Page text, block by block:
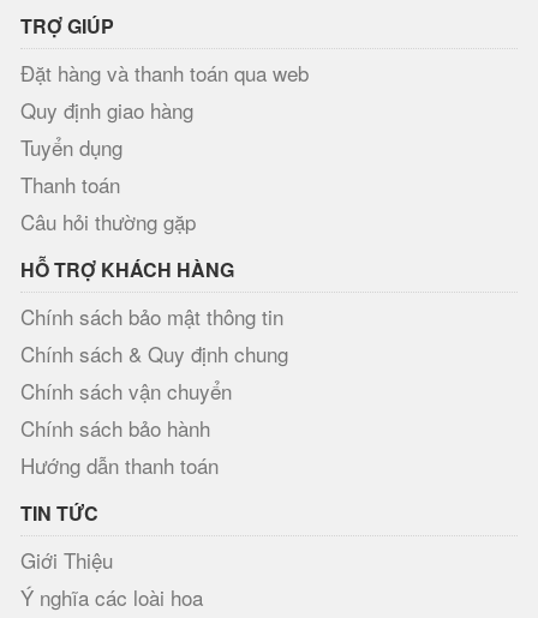
TRỢ GIÚP
Đặt hàng và thanh toán qua web
Quy định giao hàng
Tuyển dụng
Thanh toán
Câu hỏi thường gặp
HỖ TRỢ KHÁCH HÀNG
Chính sách bảo mật thông tin
Chính sách & Quy định chung
Chính sách vận chuyển
Chính sách bảo hành
Hướng dẫn thanh toán
TIN TỨC
Giới Thiệu
Ý nghĩa các loài hoa